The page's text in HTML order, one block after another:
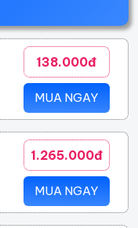
138.000đ
MUA NGAY
1.265.000đ
MUA NGAY